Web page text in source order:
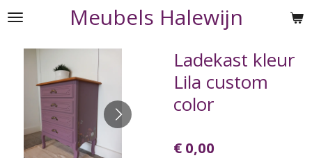
Ga
naar
hoofdinhoud
Meubels Halewijn
Ladekast kleur
Lila custom
color
€ 0,00